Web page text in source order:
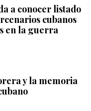
a conocer listado
cubanos
en la guerra
y la memoria